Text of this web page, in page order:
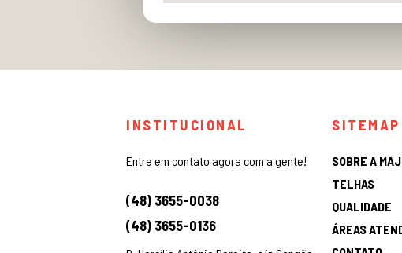
INSTITUCIONAL
Entre em contato agora com a gente!
(48) 3655-0038
(48) 3655-0136
SITEMAP
SOBRE A
TELHAS
QUALIDADE
ÁREAS